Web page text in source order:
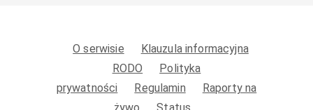
O serwisie
Klauzula informacyjna
RODO
Polityka
prywatności
Regulamin
Raporty na